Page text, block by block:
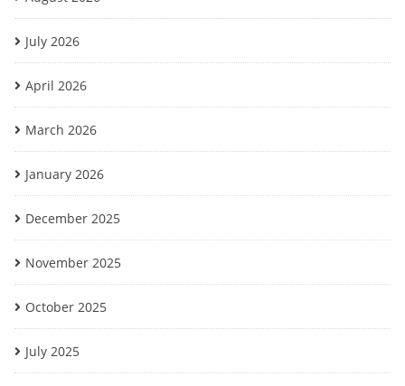
July 2026
April 2026
March 2026
January 2026
December 2025
November 2025
October 2025
July 2025